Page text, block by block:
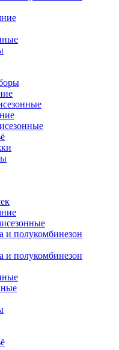
и полукомбинезон
и полукомбинезон